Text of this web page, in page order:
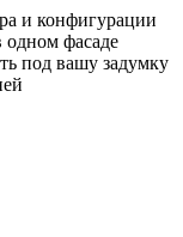
и конфигурации
одном фасаде
под вашу задумку